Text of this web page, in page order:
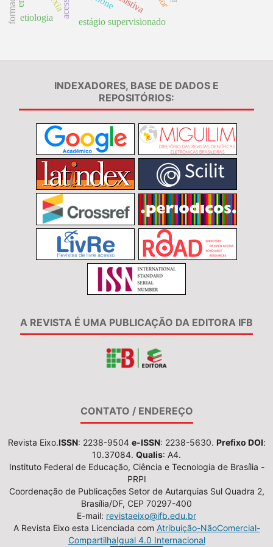
estágio supervisionado
etiologia
INDEXADORES, BASE DE DADOS E
REPOSITÓRIOS:
A REVISTA É UMA PUBLICAÇÃO DA EDITORA IFB
CONTATO / ENDEREÇO
Revista Eixo.ISSN: 2238-9504 e-ISSN: 2238-5630. Prefixo DOI:
10.37084. Qualis: A4.
Instituto Federal de Educação, Ciência e Tecnologia de Brasília -
PRPI
Coordenação de Publicações Setor de Autarquias Sul Quadra 2,
Brasília/DF, CEP 70297-400
E-mail: revistaeixo@ifb.edu.br
A Revista Eixo esta Licenciada com Atribuição-NãoComercial-
CompartilhaIgual 4.0 Internacional